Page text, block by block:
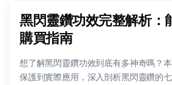
黑閃靈鑽功效完整解析：
購買指南
想了解黑閃靈鑽功效到底有多神奇嗎？
保護到實際應用，深入剖析黑閃靈鑽的